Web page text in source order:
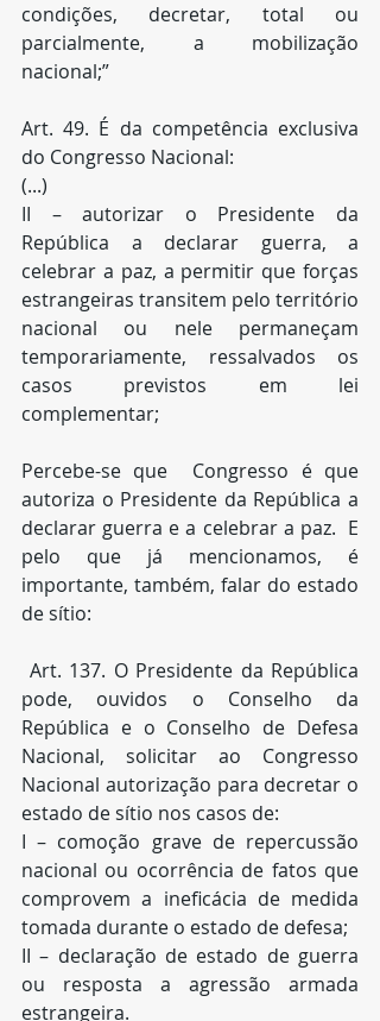
condições, decretar, total ou
parcialmente, a mobilização
nacional;”
Art. 49. É da competência exclusiva
do Congresso Nacional:
(...)
II – autorizar o Presidente da
República a declarar guerra, a
celebrar a paz, a permitir que forças
estrangeiras transitem pelo território
nacional ou nele permaneçam
temporariamente, ressalvados os
casos previstos em lei
complementar;
Percebe-se que  Congresso é que
autoriza o Presidente da República a
declarar guerra e a celebrar a paz.  E
pelo que já mencionamos, é
importante, também, falar do estado
de sítio:
pode, ouvidos o Conselho da
República e o Conselho de Defesa
Nacional, solicitar ao Congresso
Nacional autorização para decretar o
estado de sítio nos casos de:
I – comoção grave de repercussão
nacional ou ocorrência de fatos que
comprovem a ineficácia de medida
tomada durante o estado de defesa;
II – declaração de estado de guerra
ou resposta a agressão armada
estrangeira.